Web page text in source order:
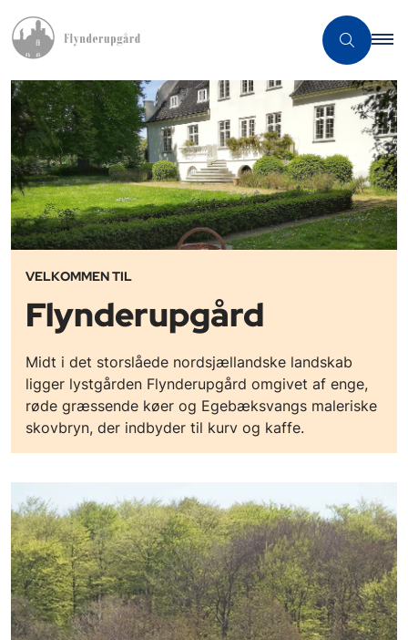
VELKOMMEN TIL
Flynderupgård
Midt i det storslåede nordsjællandske landskab
ligger lystgården Flynderupgård omgivet af enge,
røde græssende køer og Egebæksvangs maleriske
skovbryn, der indbyder til kurv og kaffe.